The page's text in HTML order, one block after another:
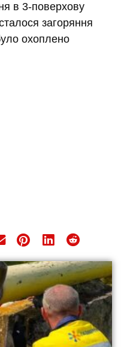
в 3-поверхову
загоряння
охоплено